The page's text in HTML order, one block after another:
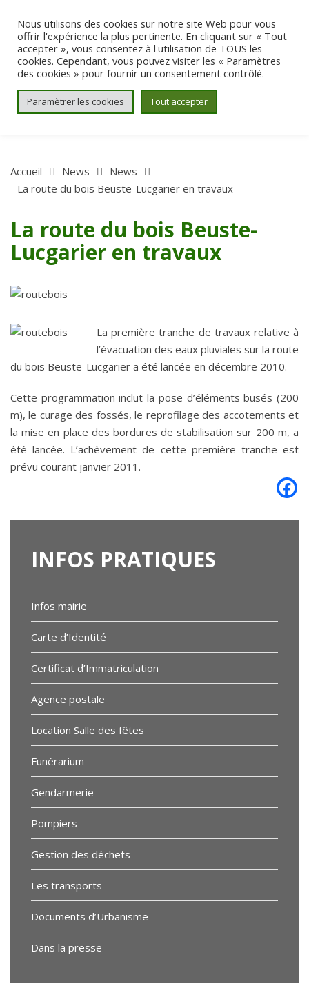
Aller au contenu
Accueil News
News
La route du bois Beuste-Lucgarier en travaux
La route du bois Beuste-
Lucgarier en travaux
La première tranche de travaux relative à
l’évacuation des eaux pluviales sur la route
du bois Beuste-Lucgarier a été lancée en décembre 2010.
Cette programmation inclut la pose d’éléments busés (200
m), le curage des fossés, le reprofilage des accotements et
la mise en place des bordures de stabilisation sur 200 m, a
été lancée. L’achèvement de cette première tranche est
prévu courant janvier 2011.
INFOS PRATIQUES
Infos mairie
Carte d’Identité
Certificat d’Immatriculation
Agence postale
Location Salle des fêtes
Funérarium
Gendarmerie
Pompiers
Gestion des déchets
Les transports
Documents d’Urbanisme
Dans la presse
Nous utilisons des cookies sur notre site Web pour vous
offrir l'expérience la plus pertinente. En cliquant sur « Tout
accepter », vous consentez à l'utilisation de TOUS les
cookies. Cependant, vous pouvez visiter les « Paramètres
des cookies » pour fournir un consentement contrôlé.
Paramètrer les cookies Tout accepter